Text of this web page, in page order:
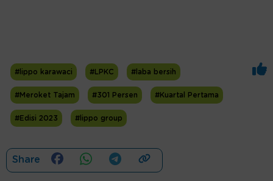
#lippo karawaci #LPKC #laba bersih
#Meroket Tajam #301 Persen #Kuartal Pertama
#Edisi 2023 #lippo group
Share